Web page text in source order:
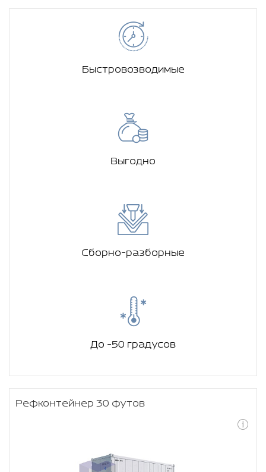
Быстровозводимые
Выгодно
Сборно-разборные
До -50 градусов
Рефконтейнер 30 футов